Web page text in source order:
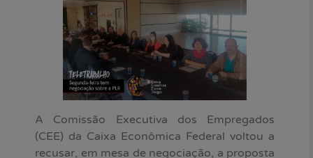
A Comissão Executiva dos Empregados
(CEE) da Caixa Econômica Federal voltou a
recusar, em mesa de negociação, a proposta